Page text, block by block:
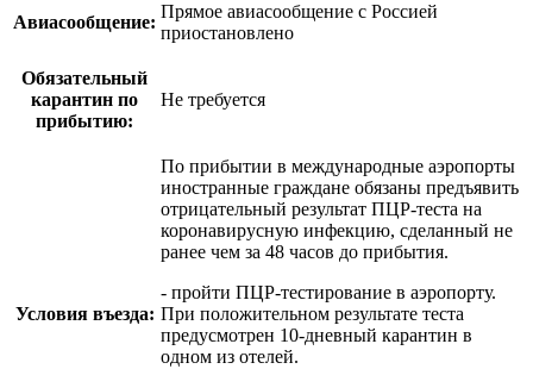
Авиасообщение:
Прямое авиасообщение с Россией
приостановлено
Обязательный
карантин по
прибытию:
Не требуется
Условия въезда:
По прибытии в международные аэропорты
иностранные граждане обязаны предъявить
отрицательный результат ПЦР-теста на
коронавирусную инфекцию, сделанный не
ранее чем за 48 часов до прибытия.
- пройти ПЦР-тестирование в аэропорту.
При положительном результате теста
предусмотрен 10-дневный карантин в
одном из отелей.